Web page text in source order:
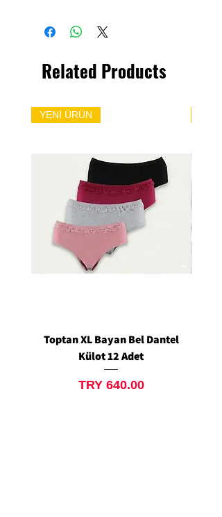
Related Products
YENİ ÜRÜN
Toptan XL Bayan Bel Dantel
Külot 12 Adet
Price
TRY 640.00